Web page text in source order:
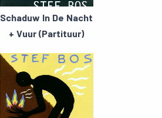
Schaduw In De Nacht
+ Vuur (Partituur)